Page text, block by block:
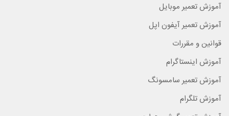
آموزش تعمیر موبایل
آموزش تعمیر آیفون اپل
قوانین و مقررات
آموزش اینستاگرام
آموزش تعمیر سامسونگ
آموزش تلگرام